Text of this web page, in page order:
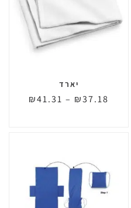
יארד
₪37.18
–
₪41.31